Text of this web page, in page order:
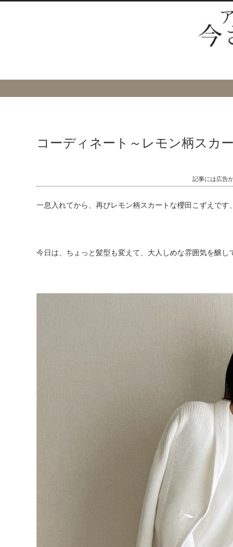
コーディネート～レモン柄スカ
記事には広告
一息入れてから、再びレモン柄スカートな櫻田こずえです
今日は、ちょっと髪型も変えて、大人しめな雰囲気を醸し